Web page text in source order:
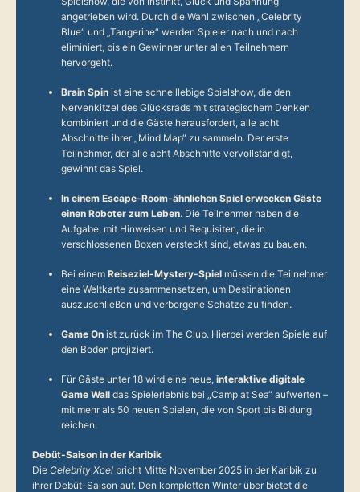
angetrieben wird. Durch die Wahl zwischen „Celebrity
Blue“ und „Tangerine“ werden Spieler nach und nach
eliminiert, bis ein Gewinner unter allen Teilnehmern
hervorgeht.
Brain Spin ist eine schnelllebige Spielshow, die den
Nervenkitzel des Glücksrads mit strategischem Denken
kombiniert und die Gäste herausfordert, alle acht
Abschnitte ihrer „Mind Map“ zu sammeln. Der erste
Teilnehmer, der alle acht Abschnitte vervollständigt,
gewinnt das Spiel.
In einem Escape-Room-ähnlichen Spiel erwecken Gäste
einen Roboter zum Leben. Die Teilnehmer haben die
Aufgabe, mit Hinweisen und Requisiten, die in
verschlossenen Boxen versteckt sind, etwas zu bauen.
Bei einem Reiseziel-Mystery-Spiel müssen die Teilnehmer
eine Weltkarte zusammensetzen, um Destinationen
auszuschließen und verborgene Schätze zu finden.
Game On ist zurück im The Club. Hierbei werden Spiele auf
den Boden projiziert.
Für Gäste unter 18 wird eine neue, interaktive digitale
Game Wall das Spielerlebnis bei „Camp at Sea“ aufwerten –
mit mehr als 50 neuen Spielen, die von Sport bis Bildung
reichen.
Debüt-Saison in der Karibik
Die Celebrity Xcel bricht Mitte November 2025 in der Karibik zu
ihrer Debüt-Saison auf. Den kompletten Winter über bietet die